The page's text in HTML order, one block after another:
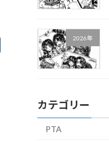
2026年
カテゴリー
PTA